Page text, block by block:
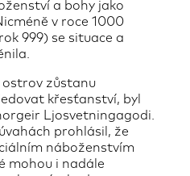
a bohy jako
v roce 1000
999) se situace a
ostrov zůstanu
křesťanství, byl
Ljosvetningagodi.
prohlásil, že
náboženstvím
mohou i nadále